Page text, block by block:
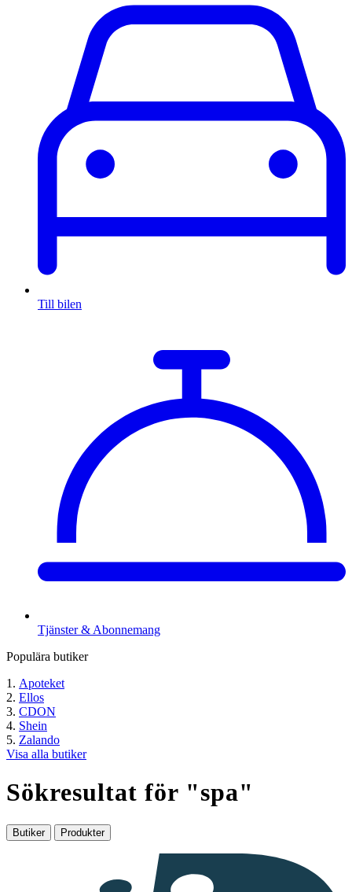
Till bilen
Tjänster & Abonnemang
Populära butiker
Apoteket
Ellos
CDON
Shein
Zalando
Visa alla butiker
Sökresultat för "spa"
Butiker Produkter